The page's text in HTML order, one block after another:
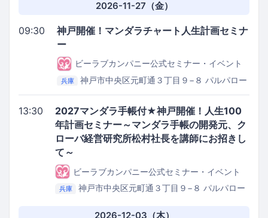
2026-11-27（金）
09:30
神戸開催！マンダラチャート人生計画セミナ
ー
ビーラブカンパニー公式セミナー・イベント
兵庫
神戸市中央区元町通３丁目９−８ パルパロー
13:30
2027マンダラ手帳付★神戸開催！人生100
年計画セミナー～マンダラ手帳の開発元、ク
ローバ経営研究所松村社長を講師にお招きし
て～
ビーラブカンパニー公式セミナー・イベント
兵庫
神戸市中央区元町通３丁目９−８ パルパロー
2026-12-03（木）